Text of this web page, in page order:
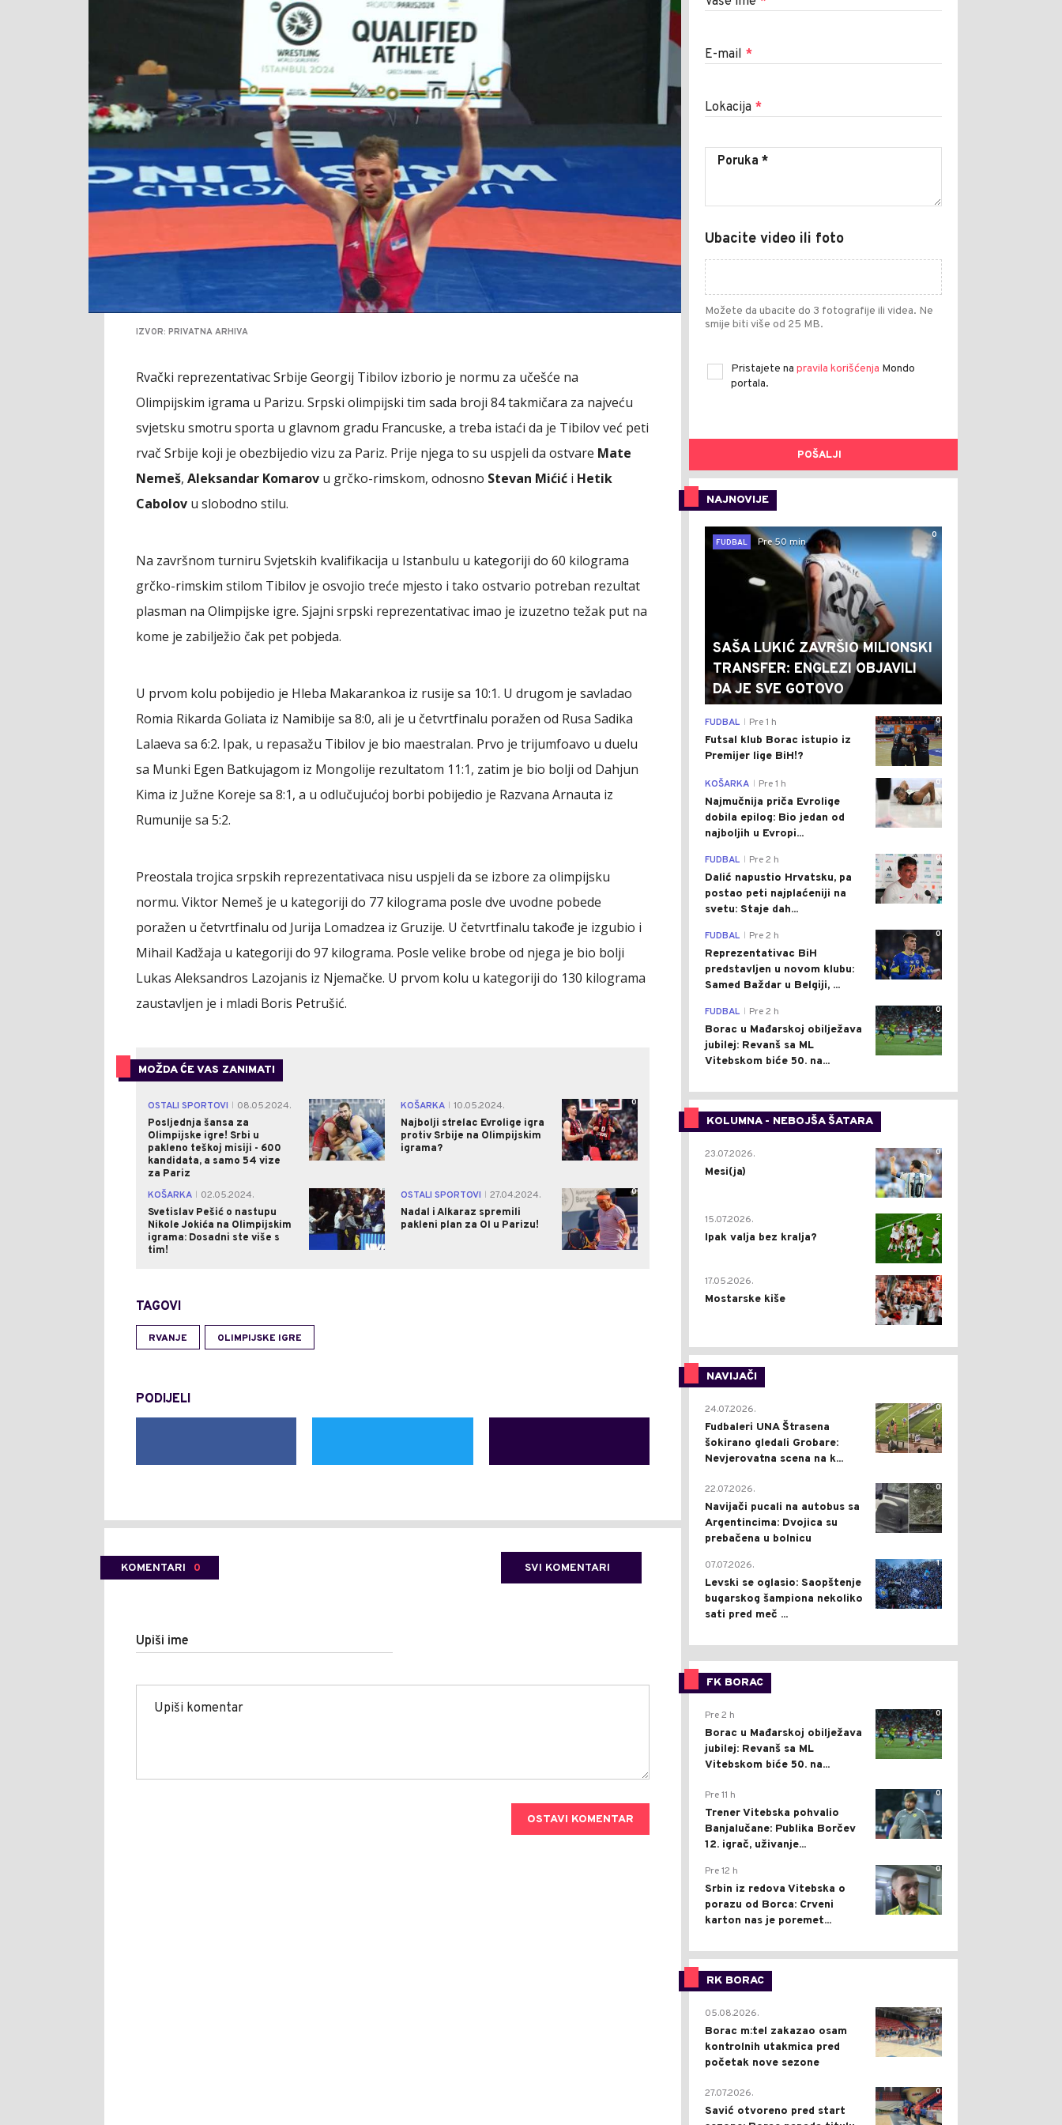
IZVOR: PRIVATNA ARHIVA
Rvački reprezentativac Srbije Georgij Tibilov izborio je normu za učešće na
Olimpijskim igrama u Parizu. Srpski olimpijski tim sada broji 84 takmičara za najveću
svjetsku smotru sporta u glavnom gradu Francuske, a treba istaći da je Tibilov već peti
rvač Srbije koji je obezbijedio vizu za Pariz. Prije njega to su uspjeli da ostvare Mate
Nemeš, Aleksandar Komarov u grčko-rimskom, odnosno Stevan Mićić i Hetik
Cabolov u slobodno stilu.
Na završnom turniru Svjetskih kvalifikacija u Istanbulu u kategoriji do 60 kilograma
grčko-rimskim stilom Tibilov je osvojio treće mjesto i tako ostvario potreban rezultat
plasman na Olimpijske igre. Sjajni srpski reprezentativac imao je izuzetno težak put na
kome je zabilježio čak pet pobjeda.
U prvom kolu pobijedio je Hleba Makarankoa iz rusije sa 10:1. U drugom je savladao
Romia Rikarda Goliata iz Namibije sa 8:0, ali je u četvrtfinalu poražen od Rusa Sadika
Lalaeva sa 6:2. Ipak, u repasažu Tibilov je bio maestralan. Prvo je trijumfoavo u duelu
sa Munki Egen Batkujagom iz Mongolije rezultatom 11:1, zatim je bio bolji od Dahjun
Kima iz Južne Koreje sa 8:1, a u odlučujućoj borbi pobijedio je Razvana Arnauta iz
Rumunije sa 5:2.
Preostala trojica srpskih reprezentativaca nisu uspjeli da se izbore za olimpijsku
normu. Viktor Nemeš je u kategoriji do 77 kilograma posle dve uvodne pobede
poražen u četvrtfinalu od Jurija Lomadzea iz Gruzije. U četvrtfinalu takođe je izgubio i
Mihail Kadžaja u kategoriji do 97 kilograma. Posle velike brobe od njega je bio bolji
Lukas Aleksandros Lazojanis iz Njemačke. U prvom kolu u kategoriji do 130 kilograma
zaustavljen je i mladi Boris Petrušić.
MOŽDA ĆE VAS ZANIMATI
OSTALI SPORTOVI
08.05.2024.
Posljednja šansa za
Olimpijske igre! Srbi u
pakleno teškoj misiji - 600
kandidata, a samo 54 vize
za Pariz
0 KOŠARKA
10.05.2024.
Najbolji strelac Evrolige igra
protiv Srbije na Olimpijskim
igrama?
0
KOŠARKA
02.05.2024.
Svetislav Pešić o nastupu
Nikole Jokića na Olimpijskim
igrama: Dosadni ste više s
tim!
1 OSTALI SPORTOVI
27.04.2024.
Nadal i Alkaraz spremili
pakleni plan za OI u Parizu!
0
TAGOVI
RVANJE OLIMPIJSKE IGRE
PODIJELI
KOMENTARI 0 SVI KOMENTARI
Upiši ime
OSTAVI KOMENTAR
E-mail *
Lokacija *
Ubacite video ili foto
Možete da ubacite do 3 fotografije ili videa. Ne
smije biti više od 25 MB.
Pristajete na pravila korišćenja Mondo
portala.
POŠALJI
NAJNOVIJE
0
FUDBAL
Pre 50 min
SAŠA LUKIĆ ZAVRŠIO MILIONSKI
TRANSFER: ENGLEZI OBJAVILI
DA JE SVE GOTOVO
0
FUDBAL Pre 1 h
Futsal klub Borac istupio iz
Premijer lige BiH!?
0
KOŠARKA Pre 1 h
Najmučnija priča Evrolige
dobila epilog: Bio jedan od
najboljih u Evropi...
0
FUDBAL Pre 2 h
Dalić napustio Hrvatsku, pa
postao peti najplaćeniji na
svetu: Staje dah...
0
FUDBAL Pre 2 h
Reprezentativac BiH
predstavljen u novom klubu:
Samed Baždar u Belgiji, ...
0
FUDBAL Pre 2 h
Borac u Mađarskoj obilježava
jubilej: Revanš sa ML
Vitebskom biće 50. na...
KOLUMNA - NEBOJŠA ŠATARA
0
23.07.2026.
Mesi(ja)
2
15.07.2026.
Ipak valja bez kralja?
0
17.05.2026.
Mostarske kiše
NAVIJAČI
0
24.07.2026.
Fudbaleri UNA Štrasena
šokirano gledali Grobare:
Nevjerovatna scena na k...
0
22.07.2026.
Navijači pucali na autobus sa
Argentincima: Dvojica su
prebačena u bolnicu
1
07.07.2026.
Levski se oglasio: Saopštenje
bugarskog šampiona nekoliko
sati pred meč ...
FK BORAC
0
Pre 2 h
Borac u Mađarskoj obilježava
jubilej: Revanš sa ML
Vitebskom biće 50. na...
0
Pre 11 h
Trener Vitebska pohvalio
Banjalučane: Publika Borčev
12. igrač, uživanje...
0
Pre 12 h
Srbin iz redova Vitebska o
porazu od Borca: Crveni
karton nas je poremet...
RK BORAC
0
05.08.2026.
Borac m:tel zakazao osam
kontrolnih utakmica pred
početak nove sezone
0
27.07.2026.
Savić otvoreno pred start